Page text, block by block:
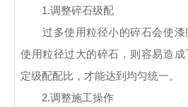
1.调整碎石级配
过多使用粒径小的碎石会使漆
使用粒径过大的碎石，则容易造
定级配配比，才能达到均匀统一。
2.调整施工操作